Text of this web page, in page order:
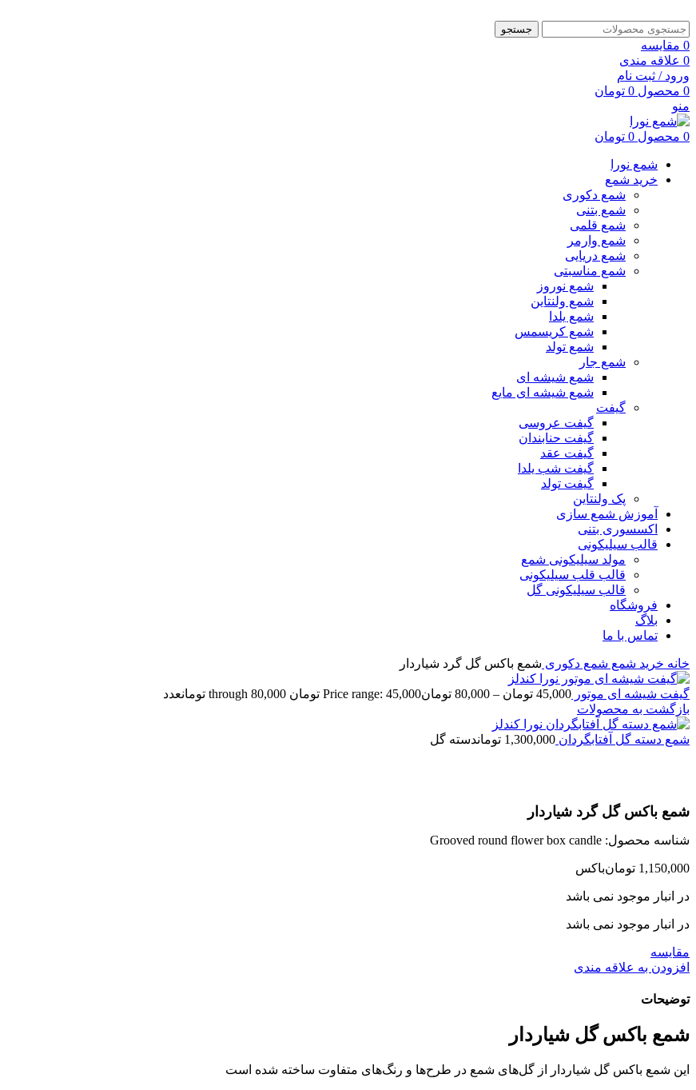
جستجو
0 مقایسه
0 علاقه مندی
ورود / ثبت نام
0 محصول 0 تومان
منو
0 محصول 0 تومان
شمع نورا
خرید شمع
شمع دکوری
شمع بتنی
شمع قلمی
شمع وارمر
شمع دریایی
شمع مناسبتی
شمع نوروز
شمع ولنتاین
شمع یلدا
شمع کریسمس
شمع تولد
شمع جار
شمع شیشه ای
شمع شیشه ای مایع
گیفت
گیفت عروسی
گیفت حنابندان
گیفت عقد
گیفت شب یلدا
گیفت تولد
پک ولنتاین
آموزش شمع سازی
اکسسوری بتنی
قالب سیلیکونی
مولد سیلیکونی شمع
قالب قلب سیلیکونی
قالب سیلیکونی گل
فروشگاه
بلاگ
تماس با ما
خانه خرید شمع شمع دکوری شمع باکس گل گرد شیاردار
گیفت شیشه ای موتور 45,000 تومان –
80,000 تومانPrice range: 45,000 تومان through 80,000 تومان
عدد
بازگشت به محصولات
شمع دسته گل آفتابگردان 1,300,000 توماندسته گل
شمع باکس گل گرد شیاردار
شناسه محصول: Grooved round flower box candle
1,150,000 تومانباکس
در انبار موجود نمی باشد
در انبار موجود نمی باشد
مقایسه
افزودن به علاقه مندی
توضیحات
شمع باکس گل شیاردار
این شمع باکس گل شیاردار از گل‌های شمع در طرح‌ها و رنگ‌های متفاوت ساخته شده است